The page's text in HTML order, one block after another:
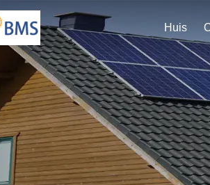
Huis